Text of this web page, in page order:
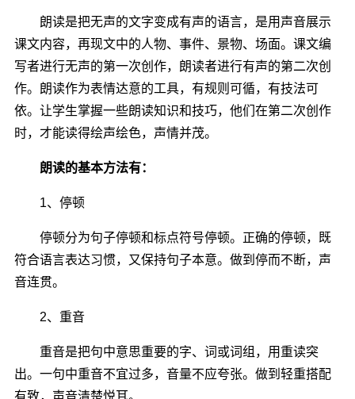
朗读是把无声的文字变成有声的语言，是用声音展示
课文内容，再现文中的人物、事件、景物、场面。课文编
写者进行无声的第一次创作，朗读者进行有声的第二次创
作。朗读作为表情达意的工具，有规则可循，有技法可
依。让学生掌握一些朗读知识和技巧，他们在第二次创作
时，才能读得绘声绘色，声情并茂。
朗读的基本方法有：
1、停顿
停顿分为句子停顿和标点符号停顿。正确的停顿，既
符合语言表达习惯，又保持句子本意。做到停而不断，声
音连贯。
2、重音
重音是把句中意思重要的字、词或词组，用重读突
出。一句中重音不宜过多，音量不应夸张。做到轻重搭配
有致，声音清楚悦耳。